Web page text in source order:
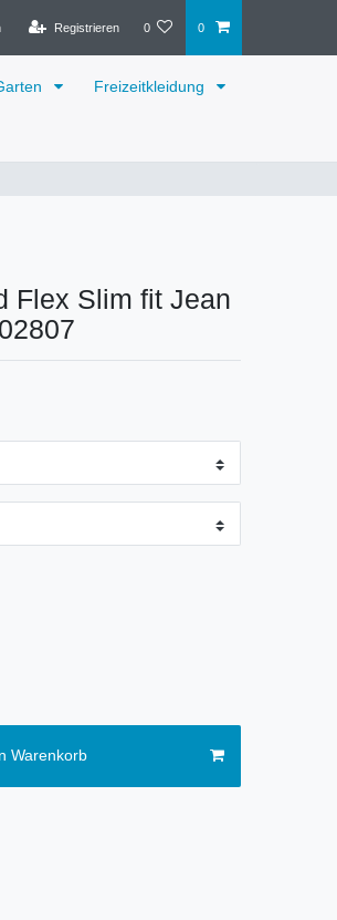
Registrieren 0 0
Freizeitkleidung
Flex Slim fit Jean
Warenkorb